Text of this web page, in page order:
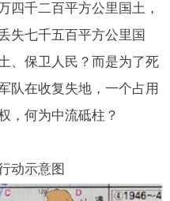
四千二百平方公里国土，
失七千五百平方公里国
、保卫人民？而是为了死
队在收复失地，一个占用
，何为中流砥柱？
动示意图